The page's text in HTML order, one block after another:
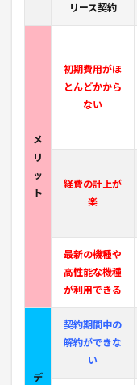
リース契約
メ
リ
ッ
ト
初期費用がほ
とんどかから
ない
経費の計上が
楽
最新の機種や
高性能な機種
が利用できる
デ
契約期間中の
解約ができな
い